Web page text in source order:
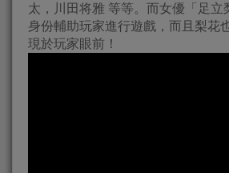
太，川田将雅 等等。而女優「足立
身份輔助玩家進行遊戲，而且梨花
現於玩家眼前！